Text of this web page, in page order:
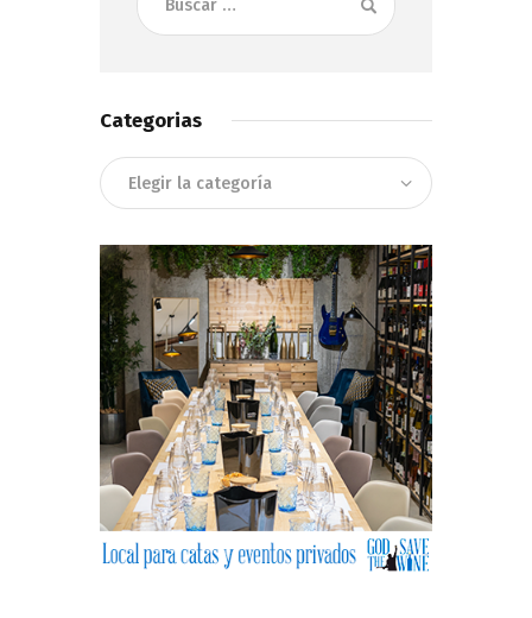
Categorias
Categorias